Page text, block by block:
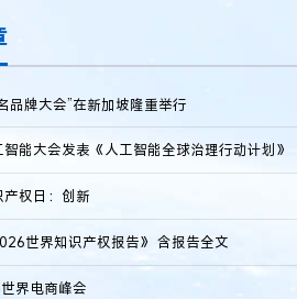
品牌大会”在新加坡隆重举行
能大会发表《人工智能全球治理行动计划》
权日：创新
世界知识产权报告》 含报告全文
界电商峰会